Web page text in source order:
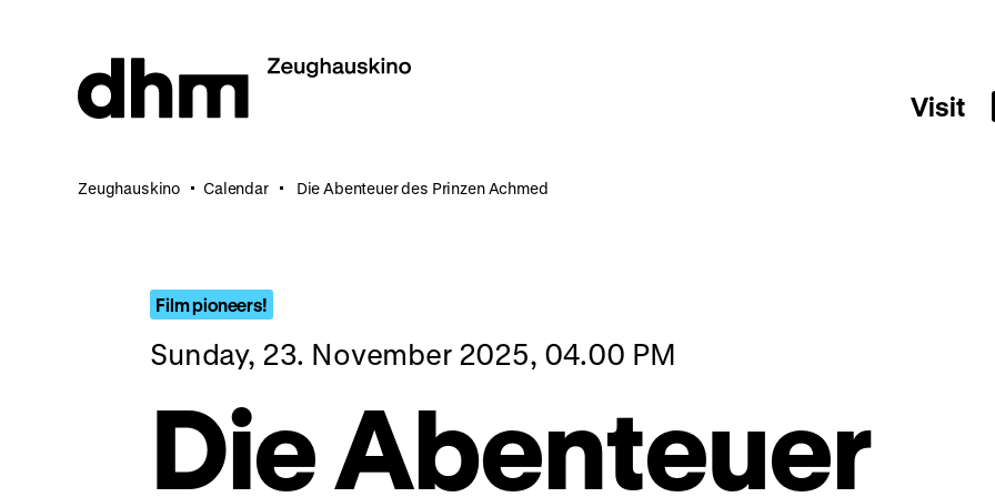
Visit
Zeughauskino Calendar Die Abenteuer des Prinzen Achmed
Film pioneers!
Sunday, 23. November 2025, 04.00 PM
Die Abenteuer